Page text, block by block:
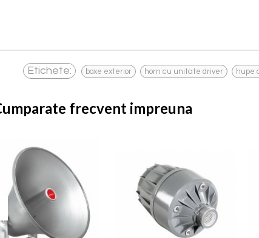
Etichete: boxe exterior horn cu unitate driver hupe
frecvent impreuna